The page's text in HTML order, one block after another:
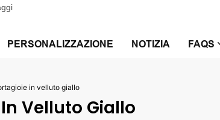
PERSONALIZZAZIONE NOTIZIA FAQS
in velluto giallo
Velluto Giallo